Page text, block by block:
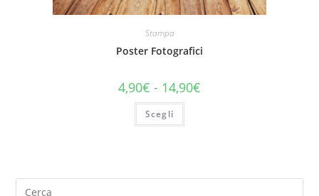
Stampa
Poster Fotografici
4,90€ - 14,90€
Scegli